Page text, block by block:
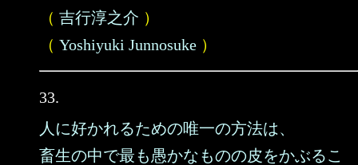
（ 吉行淳之介 ）
（ Yoshiyuki Junnosuke ）
33.
人に好かれるための唯一の方法は、
畜生の中で最も愚かなものの皮をかぶるこ